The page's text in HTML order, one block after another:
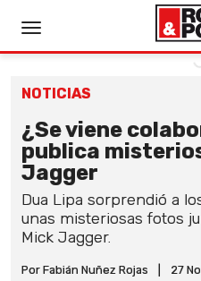
NOTICIAS
¿Se viene
publica
Jagger
Dua Lipa sorprendió a
unas misteriosas fotos
Mick Jagger.
Por Fabián Nuñez Rojas 27